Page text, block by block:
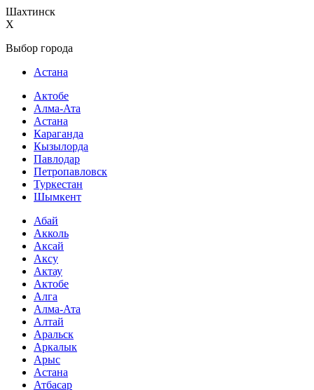
Шахтинск
X
Выбор города
Астана
Актобе
Алма-Ата
Астана
Караганда
Кызылорда
Павлодар
Петропавловск
Туркестан
Шымкент
Абай
Акколь
Аксай
Аксу
Актау
Актобе
Алга
Алма-Ата
Алтай
Аральск
Аркалык
Арыс
Астана
Атбасар